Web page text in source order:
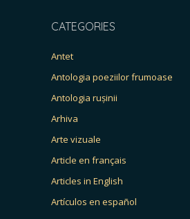
CATEGORIES
Antet
Antologia poeziilor frumoase
Antologia rușinii
Arhiva
Arte vizuale
Article en français
Articles in English
Artículos en español